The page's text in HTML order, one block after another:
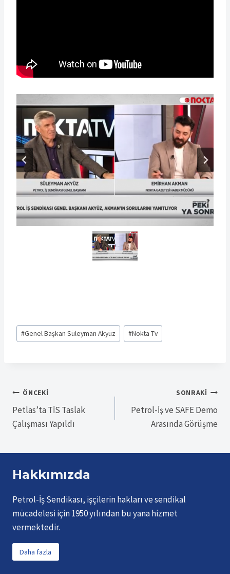
Post
Tags:
#Genel Başkan Süleyman Akyüz #Nokta Tv
Yazı
gezinmesi
ÖNCEKI
Petlas’ta TİS Taslak
Çalışması Yapıldı
SONRAKI
Petrol-İş ve SAFE Demo
Arasında Görüşme
Hakkımızda
Petrol-İş Sendikası, işçilerin hakları ve sendikal
mücadelesi için 1950 yılından bu yana hizmet
vermektedir.
Daha fazla